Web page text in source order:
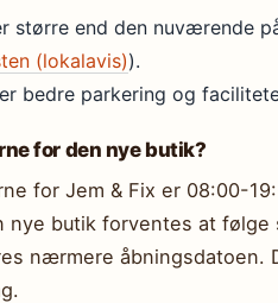
større end den nuværende
(lokalavis)).
bedre parkering og
for den nye butik?
for Jem & Fix er 08:00-
nye butik forventes at følge
nærmere åbningsdatoen.